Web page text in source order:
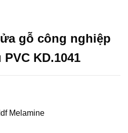
gỗ công nghiệp
PVC KD.1041
Melamine